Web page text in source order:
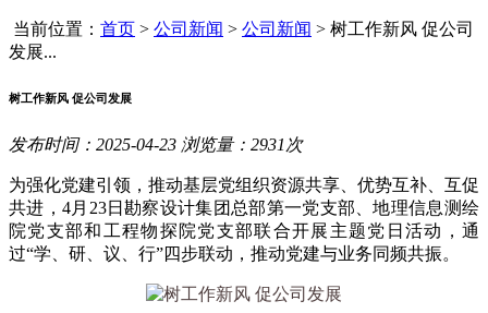
当前位置： 首页 > 公司新闻 > 公司新闻 > 树工作新风 促公司
发展...
树工作新风 促公司发展
发布时间：2025-04-23 浏览量：2931次
为强化党建引领，推动基层党组织资源共享、优势互补、互促
共进，4月23日勘察设计集团总部第一党支部、地理信息测绘
院党支部和工程物探院党支部联合开展主题党日活动，通
过“学、研、议、行”四步联动，推动党建与业务同频共振。